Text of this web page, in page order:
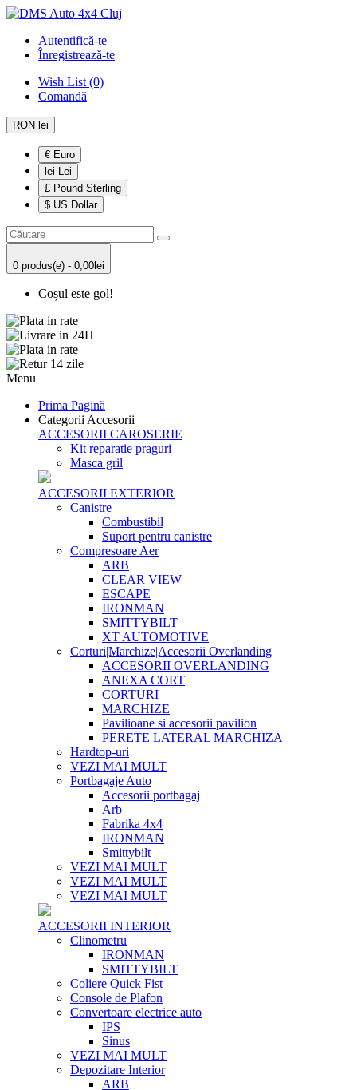
Autentifică-te
Înregistrează-te
Wish List (0)
Comandă
RON lei
€ Euro
lei Lei
£ Pound Sterling
$ US Dollar
0 produs(e) - 0,00lei
Coșul este gol!
Menu
Prima Pagină
Categorii Accesorii
ACCESORII CAROSERIE
Kit reparatie praguri
Masca gril
ACCESORII EXTERIOR
Canistre
Combustibil
Suport pentru canistre
Compresoare Aer
ARB
CLEAR VIEW
ESCAPE
IRONMAN
SMITTYBILT
XT AUTOMOTIVE
Corturi|Marchize|Accesorii Overlanding
ACCESORII OVERLANDING
ANEXA CORT
CORTURI
MARCHIZE
Pavilioane si accesorii pavilion
PERETE LATERAL MARCHIZA
Hardtop-uri
VEZI MAI MULT
Portbagaje Auto
Accesorii portbagaj
Arb
Fabrika 4x4
IRONMAN
Smittybilt
VEZI MAI MULT
VEZI MAI MULT
VEZI MAI MULT
ACCESORII INTERIOR
Clinometru
IRONMAN
SMITTYBILT
Coliere Quick Fist
Console de Plafon
Convertoare electrice auto
IPS
Sinus
VEZI MAI MULT
Depozitare Interior
ARB